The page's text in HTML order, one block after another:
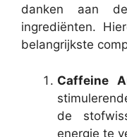
danken aan de
ingrediënten.
belangrijkste
Caffeine
de
energie te